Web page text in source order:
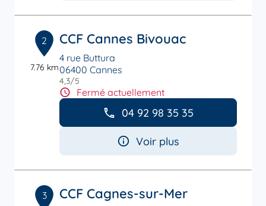
2
7.76 km
CCF Cannes Bivouac
4 rue Buttura
06400 Cannes
4,3/5
Fermé actuellement
04 92 98 35 35
Voir plus
3 CCF Cagnes-sur-Mer